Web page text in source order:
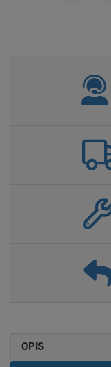
OPIS